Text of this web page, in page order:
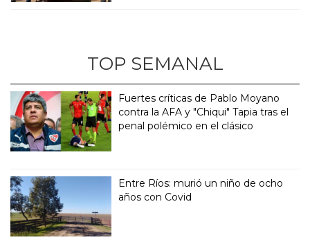
TOP SEMANAL
Fuertes críticas de Pablo Moyano
contra la AFA y "Chiqui" Tapia tras el
penal polémico en el clásico
Entre Ríos: murió un niño de ocho
años con Covid